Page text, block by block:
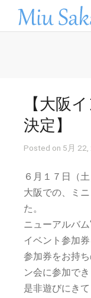
【大阪
決定】
Posted on 5月 22,
６月１７日（
大阪での、ミ
た。
ニューアルバ
イベント参加券
参加券をお持
ン会に参加でき
是非遊びにきて